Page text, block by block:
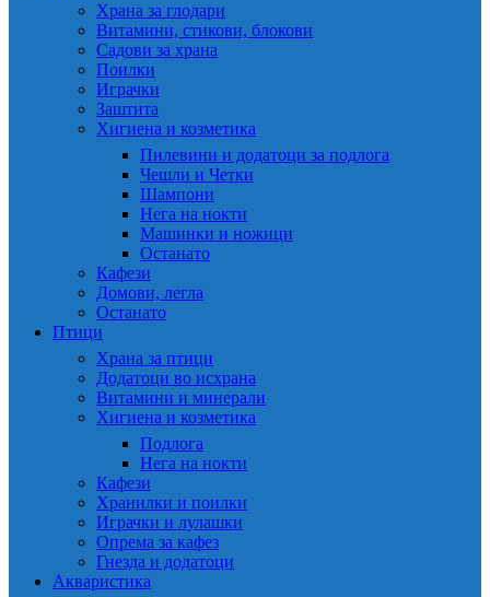
Храна за глодари
Витамини, стикови, блокови
Садови за храна
Поилки
Играчки
Заштита
Хигиена и козметика
Пилевини и додатоци за подлога
Чешли и Четки
Шампони
Нега на нокти
Машинки и ножици
Останато
Кафези
Домови, легла
Останато
Птици
Храна за птици
Додатоци во исхрана
Витамини и минерали
Хигиена и козметика
Подлога
Нега на нокти
Кафези
Хранилки и поилки
Играчки и лулашки
Опрема за кафез
Гнезда и додатоци
Акваристика